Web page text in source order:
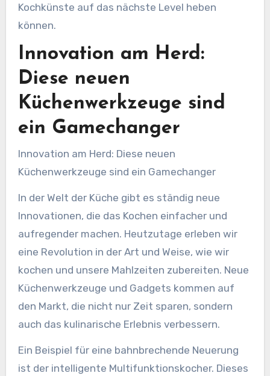
Kochkünste auf das nächste Level heben
können.
Innovation am Herd:
Diese neuen
Küchenwerkzeuge sind
ein Gamechanger
Innovation am Herd: Diese neuen
Küchenwerkzeuge sind ein Gamechanger
In der Welt der Küche gibt es ständig neue
Innovationen, die das Kochen einfacher und
aufregender machen. Heutzutage erleben wir
eine Revolution in der Art und Weise, wie wir
kochen und unsere Mahlzeiten zubereiten. Neue
Küchenwerkzeuge und Gadgets kommen auf
den Markt, die nicht nur Zeit sparen, sondern
auch das kulinarische Erlebnis verbessern.
Ein Beispiel für eine bahnbrechende Neuerung
ist der intelligente Multifunktionskocher. Dieses